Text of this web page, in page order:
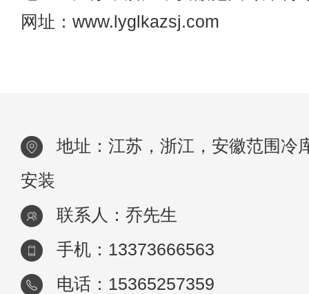
网址：www.lyglkazsj.com
地址：江苏，浙江，安徽范围冷
安装
联系人：乔先生
手机：13373666563
电话：15365257359